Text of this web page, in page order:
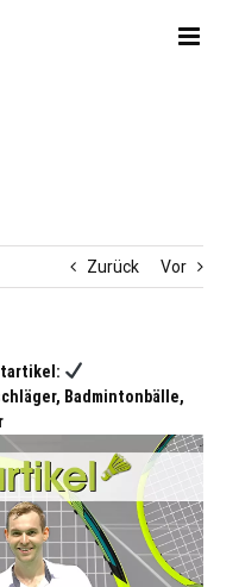
Zurück Vor
Badmintonbälle,